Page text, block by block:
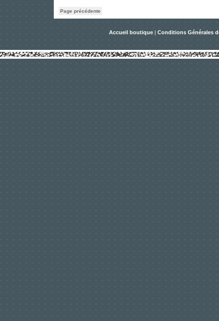
Page précédente
Accueil boutique | Conditions Générales